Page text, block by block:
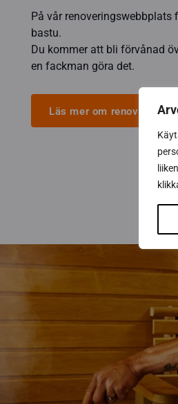
På vår
bastu.
Du kommer att bli förvånad
en fackman göra det.
Läs mer om renovering